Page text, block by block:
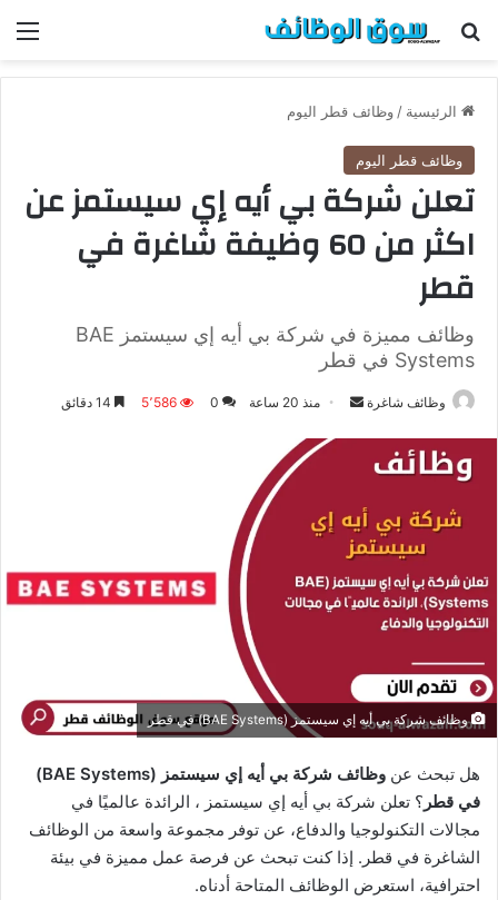
بحث عن
الرئيسية /وظائف قطر اليوم
وظائف قطر اليوم
تعلن شركة بي أيه إي سيستمز عن
اكثر من 60 وظيفة شاغرة في
قطر
وظائف مميزة في شركة بي أيه إي سيستمز BAE
Systems في قطر
وظائف شاغرة
ي
د
ت
و
ن
ا
منذ 20 ساعة 0 5٬586
وظائف شركة بي أيه إي سيستمز (BAE Systems) في قطر
هل تبحث عن
وظائف شركة بي أيه إي سيستمز (BAE Systems)
في قطر ؟ تعلن شركة بي أيه إي سيستمز ، الرائدة عالميًا في
مجالات التكنولوجيا والدفاع، عن توفر مجموعة واسعة من الوظائف
الشاغرة في قطر. إذا كنت تبحث عن فرصة عمل مميزة في بيئة
احترافية، استعرض الوظائف المتاحة أدناه.